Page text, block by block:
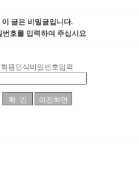
이 글은 비밀글입니다.
번호를 입력하여 주십시요
회원인식비밀번호입력